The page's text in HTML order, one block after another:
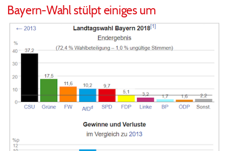
Bayern-Wahl stülpt einiges um